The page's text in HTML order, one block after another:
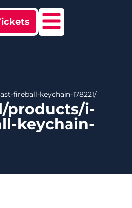
fireball-keychain-178221/
products/i-
keychain-